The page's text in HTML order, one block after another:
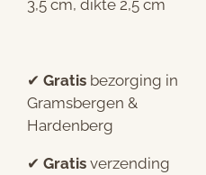
3,5 cm, dikte 2,5 cm
✔︎ Gratis bezorging in
Gramsbergen &
Hardenberg
✔︎ Gratis verzending